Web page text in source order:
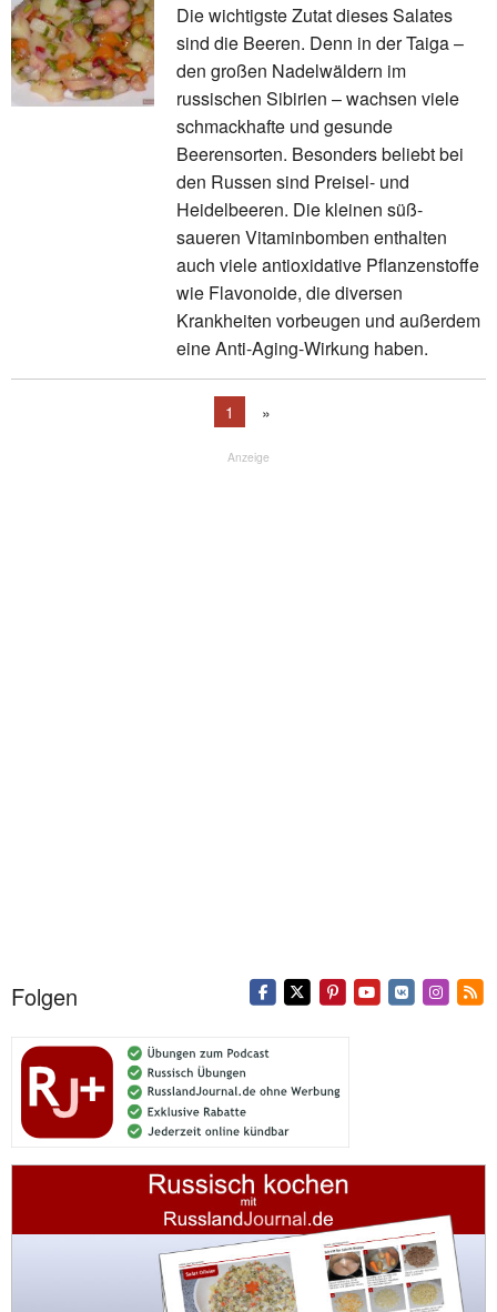
Die wichtigste Zutat dieses Salates
sind die Beeren. Denn in der Taiga –
den großen Nadelwäldern im
russischen Sibirien – wachsen viele
schmackhafte und gesunde
Beerensorten. Besonders beliebt bei
den Russen sind Preisel- und
Heidelbeeren. Die kleinen süß-
saueren Vitaminbomben enthalten
auch viele antioxidative Pflanzenstoffe
wie Flavonoide, die diversen
Krankheiten vorbeugen und außerdem
eine Anti-Aging-Wirkung haben.
1 »
Anzeige
Folgen